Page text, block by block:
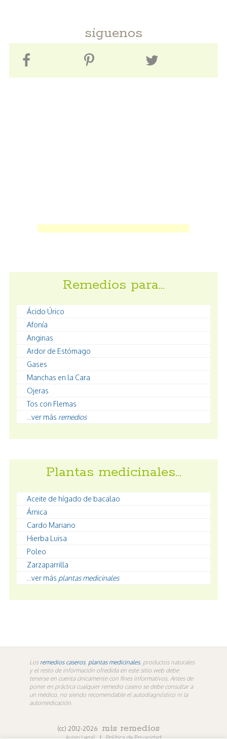
síguenos
Remedios para…
Ácido Úrico
Afonía
Anginas
Ardor de Estómago
Gases
Manchas en la Cara
Ojeras
Tos con Flemas
...ver más remedios
Plantas medicinales…
Aceite de hígado de bacalao
Árnica
Cardo Mariano
Hierba Luisa
Poleo
Zarzaparrilla
...ver más plantas medicinales
Los remedios caseros, plantas medicinales, productos naturales
y el resto de información ofredida en este sitio web debe
tenerse en cuenta únicamente con fines informativos. Antes de
poner en práctica cualquier remedio casero se debe consultar a
un médico, no siendo recomendable el autodiagnóstico ni la
automedicación.
(cc) 2012-2026 mis remedios